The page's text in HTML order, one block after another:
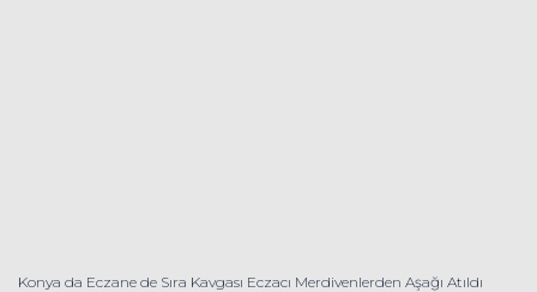
Konya da Eczane de Sıra Kavgası Eczacı Merdivenlerden Aşağı Atıldı